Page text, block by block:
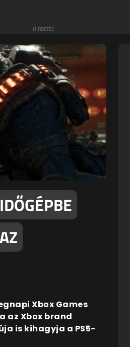
Xbox Games
az Xbox brand
is kihagyja a PS5-